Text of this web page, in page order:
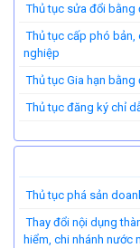
Thủ tục sửa đổi
Thủ tục cấp phó
nghiệp
Thủ tục Gia hạn
Thủ tục đăng ký chỉ
Thủ tục phá sản
Thay đổi nội dụng
hiểm, chi nhánh nước